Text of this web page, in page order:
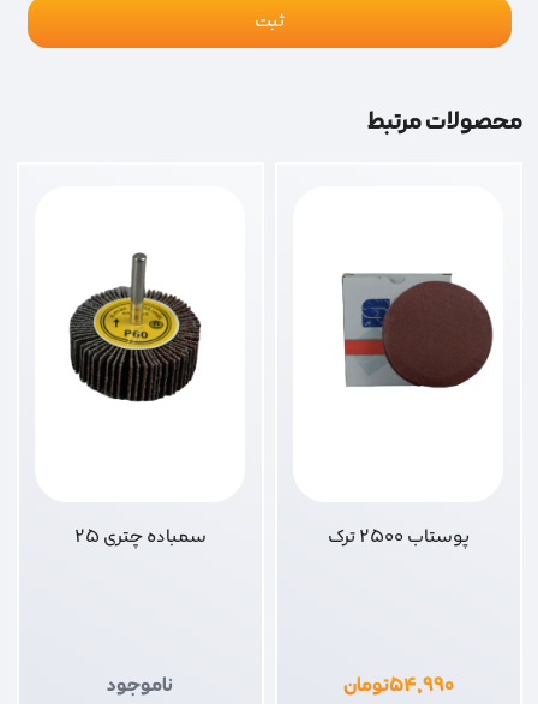
محصولات مرتبط
پوستاب 2500 ترک
۵۴,۹۹۰تومان
سمباده چتری 25
ناموجود